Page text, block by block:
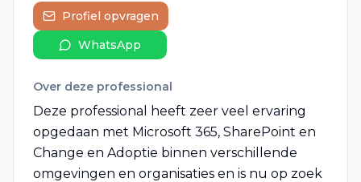
Profiel opvragen
WhatsApp
Over deze professional
Deze professional heeft zeer veel ervaring
opgedaan met Microsoft 365, SharePoint en
Change en Adoptie binnen verschillende
omgevingen en organisaties en is nu op zoek